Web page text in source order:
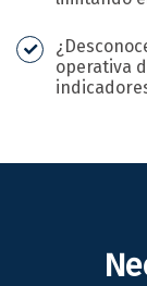
operativa